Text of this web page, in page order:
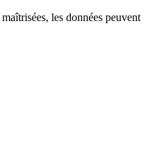
les données peuvent